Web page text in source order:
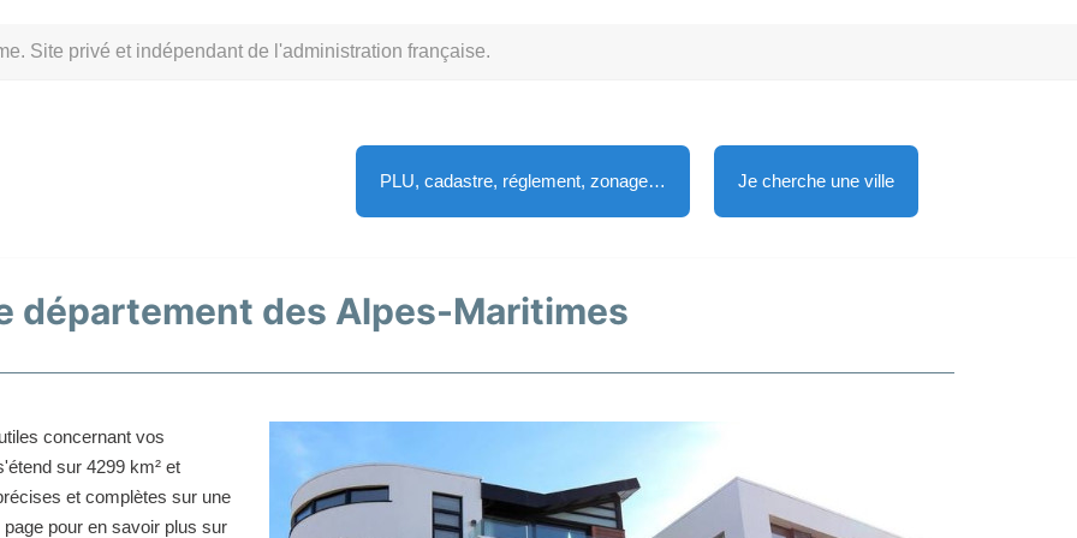
Site privé et indépendant de l'administration française.
PLU, cadastre, réglement, zonage… Je cherche une ville
département des Alpes-Maritimes
concernant vos
sur 4299 km² et
et complètes sur une
pour en savoir plus sur